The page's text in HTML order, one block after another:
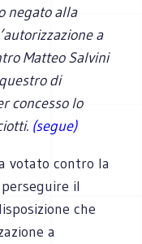
negato alla
a
Matteo Salvini
di
concesso lo
(segue)
votato contro la
il
che
a